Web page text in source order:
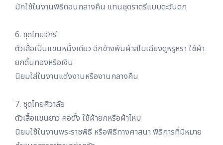
มักใช้ในงานพิธีตอนกลางคืน แทนชุดราตรีแบบตะวันตก
6. ชุดไทยจักรี
ตัวเสื้อเป็นแขนหนึ่งเดียว อีกข้างพันผ้าสไบเฉียงดูหรูหรา ใช้ผ้า
ยกดิ้นทองหรือเงิน
นิยมใส่ในงานแต่งงานหรืองานกลางคืน
7. ชุดไทยศิวาลัย
ตัวเสื้อแขนยาว คอตั้ง ใช้ผ้ายกหรือผ้าไหม
นิยมใช้ในงานพระราชพิธี หรือพิธีทางศาสนา พิธีการที่มีหมาย